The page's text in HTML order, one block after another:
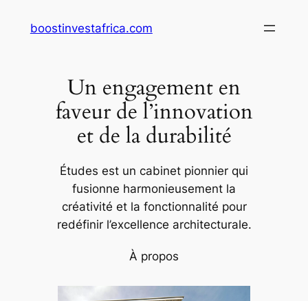
boostinvestafrica.com
Un engagement en
faveur de l’innovation
et de la durabilité
Études est un cabinet pionnier qui
fusionne harmonieusement la
créativité et la fonctionnalité pour
redéfinir l’excellence architecturale.
À propos